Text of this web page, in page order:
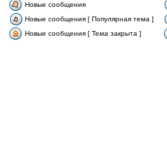
Новые сообщения
Новые сообщения [ Популярная тема ]
Новые сообщения [ Тема закрыта ]